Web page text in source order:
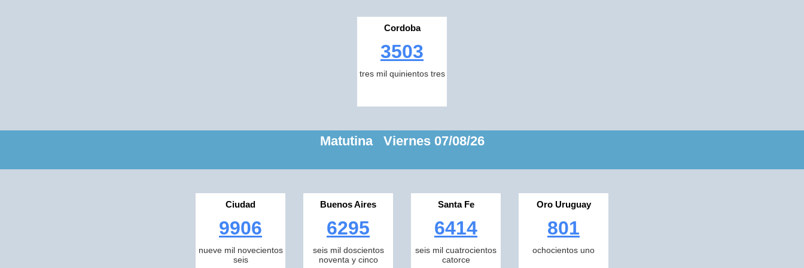
Cordoba
3503
tres mil quinientos tres
Matutina Viernes 07/08/26
Ciudad
9906
nueve mil novecientos
seis
Buenos Aires
6295
seis mil doscientos
noventa y cinco
Santa Fe
6414
seis mil cuatrocientos
catorce
Oro Uruguay
801
ochocientos uno